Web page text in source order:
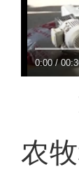
0:00/
近
农